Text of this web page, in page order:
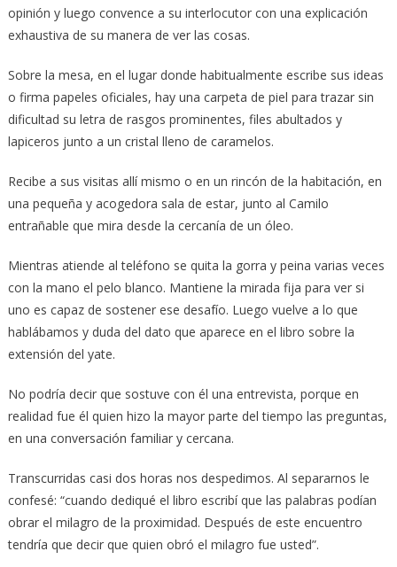
opinión y luego convence a su interlocutor con una explicación
exhaustiva de su manera de ver las cosas.
Sobre la mesa, en el lugar donde habitualmente escribe sus ideas
o firma papeles oficiales, hay una carpeta de piel para trazar sin
dificultad su letra de rasgos prominentes, files abultados y
lapiceros junto a un cristal lleno de caramelos.
Recibe a sus visitas allí mismo o en un rincón de la habitación, en
una pequeña y acogedora sala de estar, junto al Camilo
entrañable que mira desde la cercanía de un óleo.
Mientras atiende al teléfono se quita la gorra y peina varias veces
con la mano el pelo blanco. Mantiene la mirada fija para ver si
uno es capaz de sostener ese desafío. Luego vuelve a lo que
hablábamos y duda del dato que aparece en el libro sobre la
extensión del yate.
No podría decir que sostuve con él una entrevista, porque en
realidad fue él quien hizo la mayor parte del tiempo las preguntas,
en una conversación familiar y cercana.
Transcurridas casi dos horas nos despedimos. Al separarnos le
confesé: “cuando dediqué el libro escribí que las palabras podían
obrar el milagro de la proximidad. Después de este encuentro
tendría que decir que quien obró el milagro fue usted”.